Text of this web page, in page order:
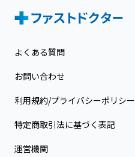
よくある質問
お問い合わせ
利用規約/プライバシーポリシー
特定商取引法に基づく表記
運営機関